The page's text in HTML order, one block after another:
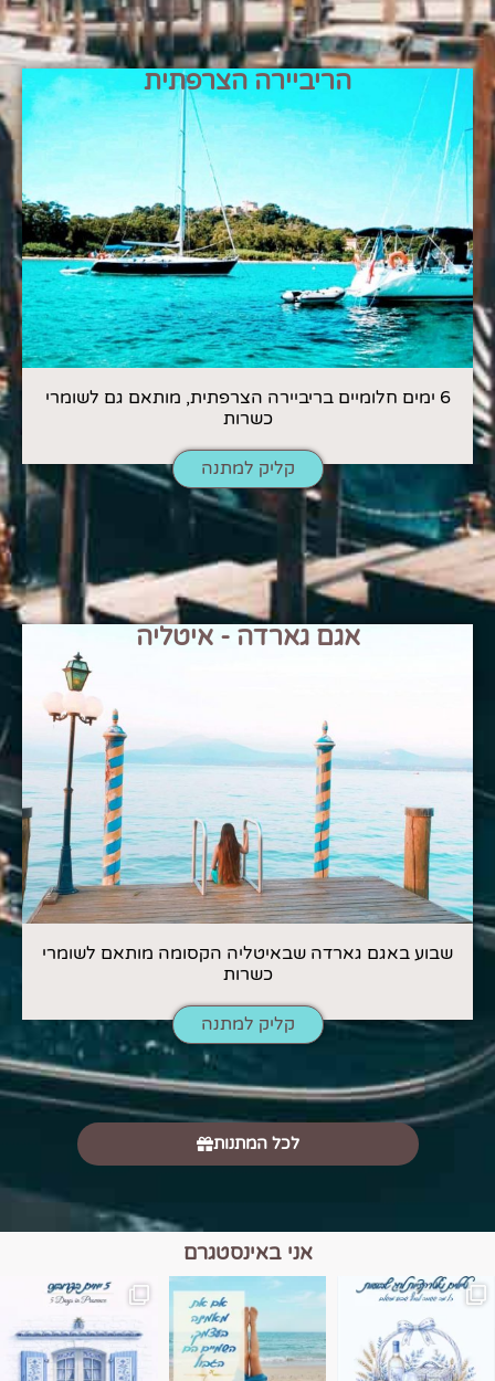
הריביירה הצרפתית
6 ימים חלומיים בריביירה הצרפתית, מותאם גם לשומרי
כשרות
קליק למתנה
אגם גארדה - איטליה
שבוע באגם גארדה שבאיטליה הקסומה מותאם לשומרי
כשרות
קליק למתנה
לכל המתנות
אני באינסטגרם
הם הגבול 💙🩵